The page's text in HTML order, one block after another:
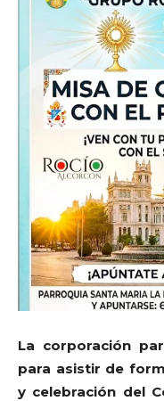
La corporación
para asistir de
y celebración del